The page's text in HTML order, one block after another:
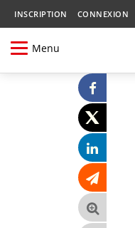
INSCRIPTION CONNEXION
Menu